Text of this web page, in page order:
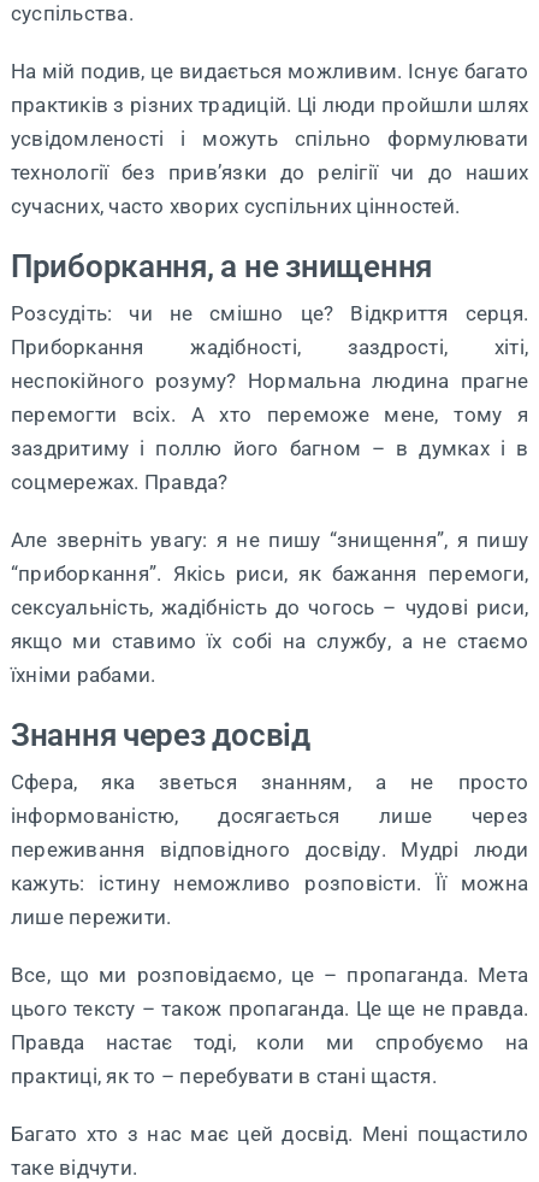
суспільства.
На мій подив, це видається можливим. Існує багато
практиків з різних традицій. Ці люди пройшли шлях
усвідомленості і можуть спільно формулювати
технології без прив’язки до релігії чи до наших
сучасних, часто хворих суспільних цінностей.
Приборкання, а не знищення
Розсудіть: чи не смішно це? Відкриття серця.
Приборкання жадібності, заздрості, хіті,
неспокійного розуму? Нормальна людина прагне
перемогти всіх. А хто переможе мене, тому я
заздритиму і поллю його багном – в думках і в
соцмережах. Правда?
Але зверніть увагу: я не пишу “знищення”, я пишу
“приборкання”. Якісь риси, як бажання перемоги,
сексуальність, жадібність до чогось – чудові риси,
якщо ми ставимо їх собі на службу, а не стаємо
їхніми рабами.
Знання через досвід
Сфера, яка зветься знанням, а не просто
інформованістю, досягається лише через
переживання відповідного досвіду. Мудрі люди
кажуть: істину неможливо розповісти. Її можна
лише пережити.
Все, що ми розповідаємо, це – пропаганда. Мета
цього тексту – також пропаганда. Це ще не правда.
Правда настає тоді, коли ми спробуємо на
практиці, як то – перебувати в стані щастя.
Багато хто з нас має цей досвід. Мені пощастило
таке відчути.